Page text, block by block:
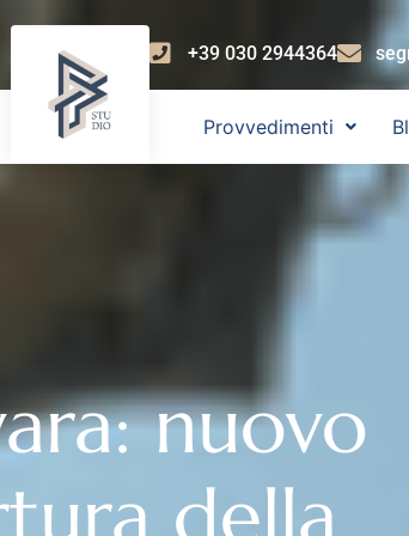
+39 030 2944364
Provvedimenti
nuovo
della